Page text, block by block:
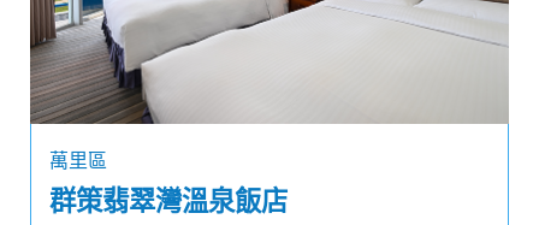
萬里區
群策翡翠灣溫泉飯店